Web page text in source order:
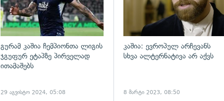
გურამ კაშია ჩემპიონთა ლიგის
ჯგუფურ ეტაპზე პირველად
ითამაშებს
29 აგვისტო 2024, 05:08
კაშია: ევროპულ არჩევანს
სხვა ალტერნატივა არ აქვს
8 მარტი 2023, 08:50